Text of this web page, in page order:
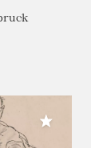
Meiner